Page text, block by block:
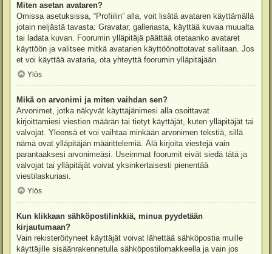
Miten asetan avataren?
Omissa asetuksissa, “Profiilin” alla, voit lisätä avataren käyttämällä
jotain neljästä tavasta: Gravatar, galleriasta, käyttää kuvaa muualta
tai ladata kuvan. Foorumin ylläpitäjä päättää otetaanko avataret
käyttöön ja valitsee mitkä avatarien käyttöönottotavat sallitaan. Jos
et voi käyttää avataria, ota yhteyttä foorumin ylläpitäjään.
Ylös
Mikä on arvonimi ja miten vaihdan sen?
Arvonimet, jotka näkyvät käyttäjänimesi alla osoittavat
kirjoittamiesi viestien määrän tai tietyt käyttäjät, kuten ylläpitäjät tai
valvojat. Yleensä et voi vaihtaa minkään arvonimen tekstiä, sillä
nämä ovat ylläpitäjän määrittelemiä. Älä kirjoita viestejä vain
parantaaksesi arvonimeäsi. Useimmat foorumit eivät siedä tätä ja
valvojat tai ylläpitäjät voivat yksinkertaisesti pienentää
viestilaskuriasi.
Ylös
Kun klikkaan sähköpostilinkkiä, minua pyydetään
kirjautumaan?
Vain rekisteröityneet käyttäjät voivat lähettää sähköpostia muille
käyttäjille sisäänrakennetulla sähköpostilomakkeella ja vain jos